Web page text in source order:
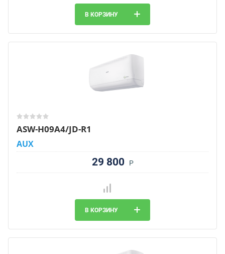
В КОРЗИНУ
ASW-H09A4/JD-R1
AUX
29 800 Р
В КОРЗИНУ